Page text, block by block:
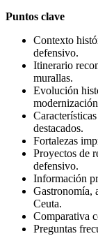
Puntos clave
Contexto
defensivo.
Itinerario
murallas.
Evolución
destacados.
Fortalezas
Proyectos de
defensivo.
Información
Gastronomía,
Ceuta.
Comparativa
Preguntas